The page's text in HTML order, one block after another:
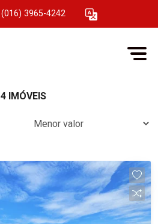
(016) 3965-4242
4 IMÓVEIS